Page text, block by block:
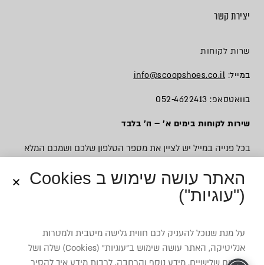
יצירת קשר
שרות לקוחות
במייל: info@scoopshoes.co.il
בוואטסאפ: 052-4622413
שירות לקוחות בימים א׳ – ה׳ בלבד
בכל פנייה במייל יש לציין את מספר הטלפון שלכם ושמכם המלא
האתר עושה שימוש ב Cookies
("עוגיות")
על מנת שנוכל להעניק לכם חווית גלישה מיטבית ולמטרות
אנליטיקה, האתר עושה שימוש ב”עוגיות” (Cookies) שלה ושל
צדדים שלישיים. מידע נוסף והרחבה, לרבות מידע איך להסיר